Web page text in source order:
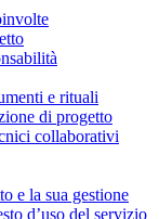
e rituali
di progetto
collaborativi
e la sua gestione
d’uso del servizio